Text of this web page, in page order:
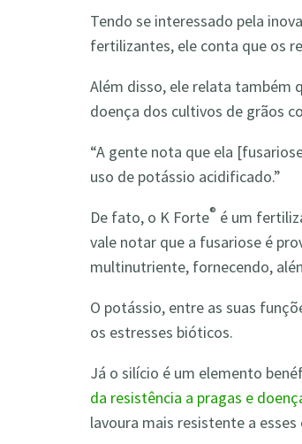
Tendo se interessado pela
fertilizantes, ele conta que os
Além disso, ele relata também
doença dos cultivos de grãos
“A gente nota que ela
uso de potássio acidificado.”
De fato, o K Forte® é um
vale notar que a fusariose é
multinutriente, fornecendo,
O potássio, entre as suas
os estresses bióticos.
Já o silício é um elemento
da resistência a pragas e
lavoura mais resistente a